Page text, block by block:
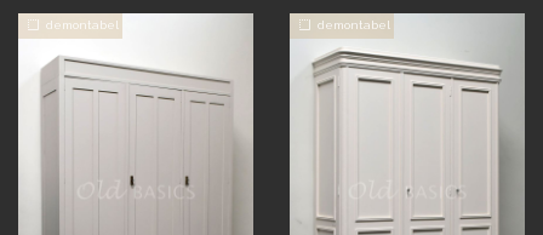
demontabel demontabel